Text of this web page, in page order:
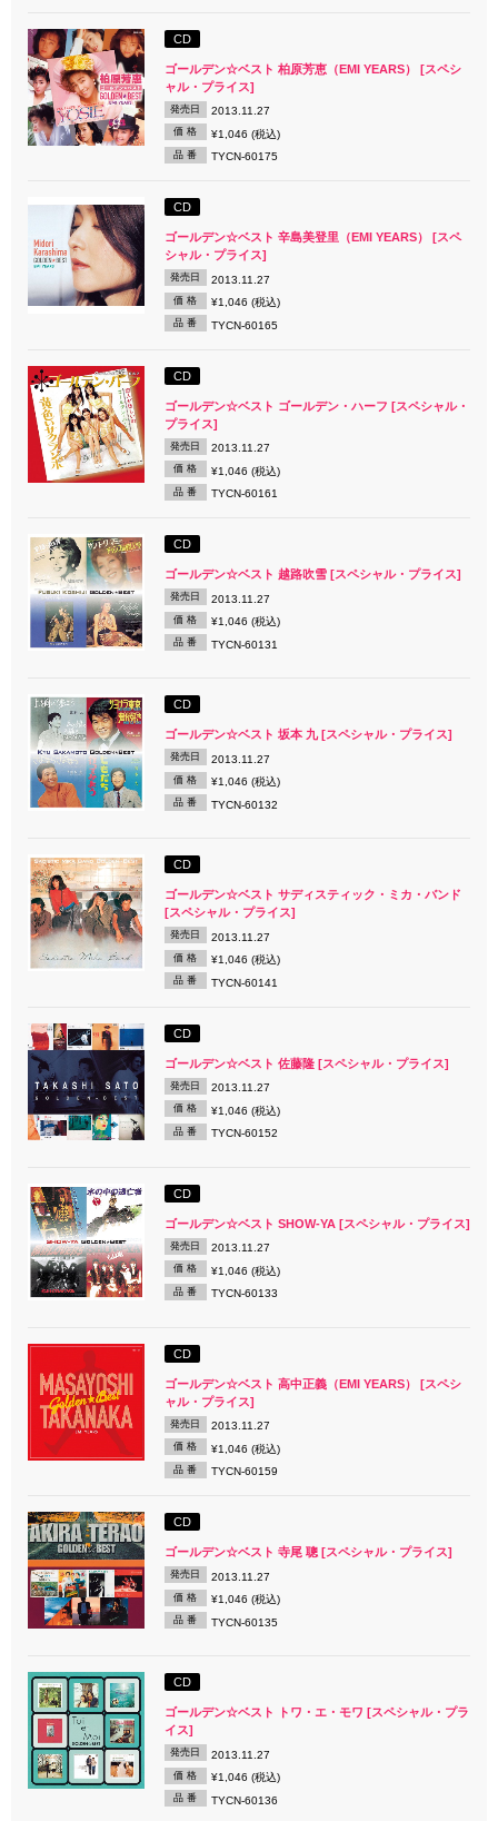
CD
ゴールデン☆ベスト 柏原芳恵（EMI YEARS） [スペシ
ャル・プライス]
発売日 2013.11.27
価 格 ¥1,046 (税込)
品 番 TYCN-60175
CD
ゴールデン☆ベスト 辛島美登里（EMI YEARS） [スペ
シャル・プライス]
発売日 2013.11.27
価 格 ¥1,046 (税込)
品 番 TYCN-60165
CD
ゴールデン☆ベスト ゴールデン・ハーフ [スペシャル・
プライス]
発売日 2013.11.27
価 格 ¥1,046 (税込)
品 番 TYCN-60161
CD
ゴールデン☆ベスト 越路吹雪 [スペシャル・プライス]
発売日 2013.11.27
価 格 ¥1,046 (税込)
品 番 TYCN-60131
CD
ゴールデン☆ベスト 坂本 九 [スペシャル・プライス]
発売日 2013.11.27
価 格 ¥1,046 (税込)
品 番 TYCN-60132
CD
ゴールデン☆ベスト サディスティック・ミカ・バンド
[スペシャル・プライス]
発売日 2013.11.27
価 格 ¥1,046 (税込)
品 番 TYCN-60141
CD
ゴールデン☆ベスト 佐藤隆 [スペシャル・プライス]
発売日 2013.11.27
価 格 ¥1,046 (税込)
品 番 TYCN-60152
CD
ゴールデン☆ベスト SHOW-YA [スペシャル・プライス]
発売日 2013.11.27
価 格 ¥1,046 (税込)
品 番 TYCN-60133
CD
ゴールデン☆ベスト 高中正義（EMI YEARS） [スペシ
ャル・プライス]
発売日 2013.11.27
価 格 ¥1,046 (税込)
品 番 TYCN-60159
CD
ゴールデン☆ベスト 寺尾 聰 [スペシャル・プライス]
発売日 2013.11.27
価 格 ¥1,046 (税込)
品 番 TYCN-60135
CD
ゴールデン☆ベスト トワ・エ・モワ [スペシャル・プラ
イス]
発売日 2013.11.27
価 格 ¥1,046 (税込)
品 番 TYCN-60136